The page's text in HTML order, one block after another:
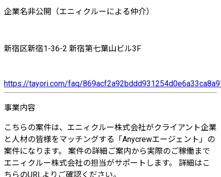
企業名非公開（エニィクルーによる仲介）
新宿区新宿1-36-2 新宿第七葉山ビル3F
https://tayori.com/faq/
事業内容
こちらの案件は、エニィクルー株式会社がクライアント企業
と人材の皆様をマッチングする「Anycrewエージェント」の
案件になります。 案件の詳細ご案内から実際のご稼働まで
エニィクルー株式会社の担当がサポートします。 詳細はこ
ちらのURLよりご確認ください。